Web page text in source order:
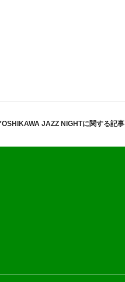
JAZZ NIGHTに関する記事